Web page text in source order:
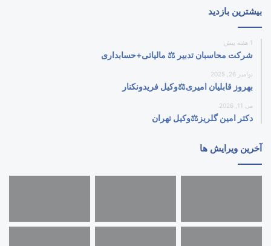
بیشترین بازدید
1 هفته پیش
شرکت محاسبان تدبیر ⚖️ مالیاتی+حسابداری
نوامبر 26, 2025
بهروز قابلیان امیری⚖️وکیل فریدونکنار
می 11, 2026
دکتر امین گلریز⚖️وکیل تهران
آخرین ویرایش ها